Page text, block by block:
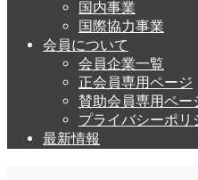
国内事業
国際協力事業
会員について
会員企業一覧
正会員専用ページ
賛助会員専用ペー
プライバシーポリ
最新情報